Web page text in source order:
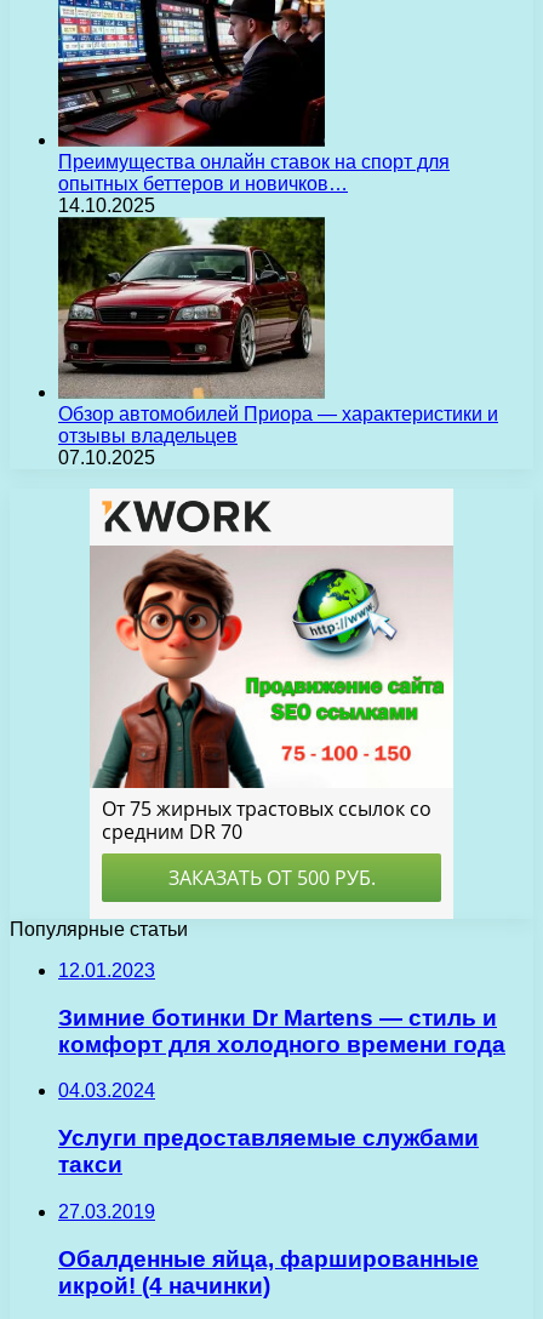
Преимущества онлайн ставок на спорт для
опытных беттеров и новичков…
14.10.2025
Обзор автомобилей Приора — характеристики и
отзывы владельцев
07.10.2025
Популярные статьи
12.01.2023
Зимние ботинки Dr Martens — стиль и
комфорт для холодного времени года
04.03.2024
Услуги предоставляемые службами
такси
27.03.2019
Обалденные яйца, фаршированные
икрой! (4 начинки)